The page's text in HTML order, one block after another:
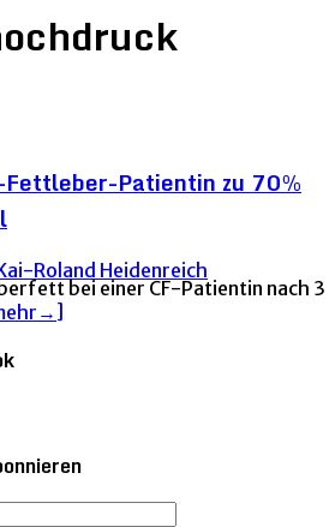
Patientin zu 70%
Roland Heidenreich
bei einer CF-Patientin nach 3